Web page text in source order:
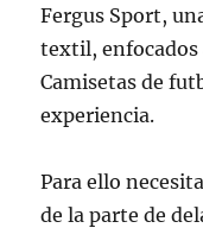
Fergus Sport,
textil, enfocados
Camisetas de
experiencia.
Para ello
de la parte de